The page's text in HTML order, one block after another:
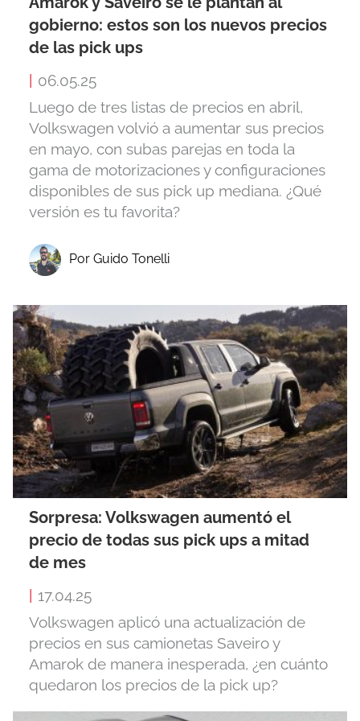
gobierno: estos son los nuevos precios
de las pick ups
06.05.25
Luego de tres listas de precios en abril,
Volkswagen volvió a aumentar sus precios
en mayo, con subas parejas en toda la
gama de motorizaciones y configuraciones
disponibles de sus pick up mediana. ¿Qué
versión es tu favorita?
Por Guido Tonelli
Sorpresa: Volkswagen aumentó el
precio de todas sus pick ups a mitad
de mes
| 17.04.25
Volkswagen aplicó una actualización de
precios en sus camionetas Saveiro y
Amarok de manera inesperada, ¿en cuánto
quedaron los precios de la pick up?